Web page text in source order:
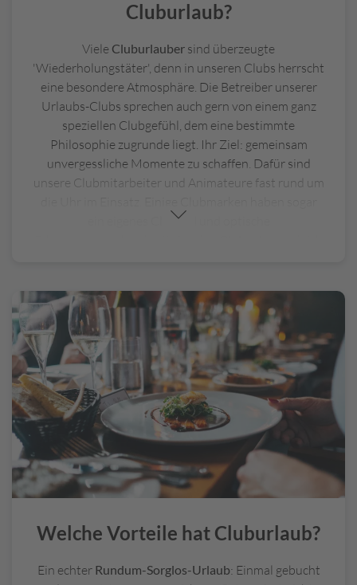
Cluburlaub?
Viele Cluburlauber sind überzeugte
'Wiederholungstäter', denn in unseren Clubs herrscht
eine besondere Atmosphäre. Die Betreiber unserer
Urlaubs-Clubs sprechen auch gern von einem ganz
speziellen Clubgefühl, dem eine bestimmte
Philosophie zugrunde liegt. Ihr Ziel: gemeinsam
unvergessliche Momente zu schaffen. Dafür sind
unsere Clubmitarbeiter und Animateure fast rund um
ein eigenes Clublied und optische
Welche Vorteile hat Cluburlaub?
Ein echter Rundum-Sorglos-Urlaub: Einmal gebucht